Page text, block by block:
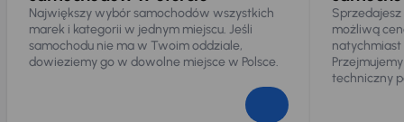
Największy wybór samochodów wszystkich
marek i kategorii w jednym miejscu. Jeśli
samochodu nie ma w Twoim oddziale,
dowieziemy go w dowolne miejsce w Polsce.
możliwą
techniczny